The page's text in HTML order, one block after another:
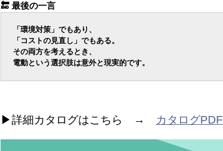
🔚 最後の一言
「環境対策」でもあり、
「コストの見直し」でもある。
その両方を考えるとき、
電動という選択肢は意外と現実的です。
▶詳細カタログはこちら → カタログPDF